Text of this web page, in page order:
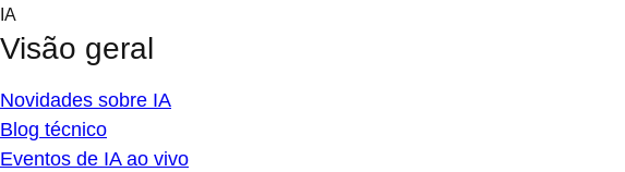
Skip
content
IA
Visão geral
Novidades sobre IA
Blog técnico
Eventos de IA ao vivo